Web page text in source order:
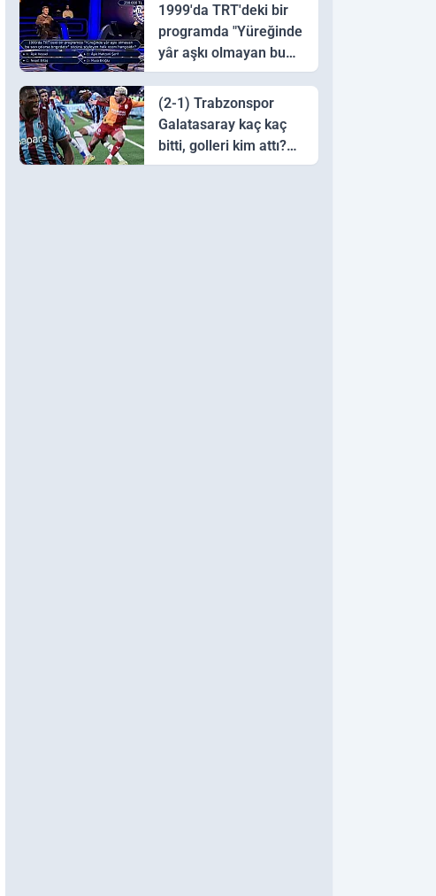
1999'da TRT'deki bir
programda "Yüreğinde
yâr aşkı olmayan bu
sazı çalarsa tingirdatır"
sözünü söyleyen halk
ozanı hangisidir?
(2-1) Trabzonspor
Galatasaray kaç kaç
bitti, golleri kim attı?
Trabzonspor